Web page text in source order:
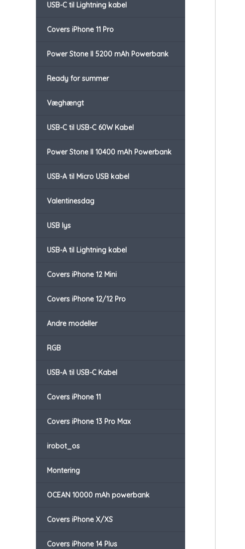
USB-C til Lightning kabel
Covers iPhone 11 Pro
Power Stone II 5200 mAh Powerbank
Ready for summer
Væghængt
USB-C til USB-C 60W Kabel
Power Stone II 10400 mAh Powerbank
USB-A til Micro USB kabel
Valentinesdag
USB lys
USB-A til Lightning kabel
Covers iPhone 12 Mini
Covers iPhone 12/12 Pro
Andre modeller
RGB
USB-A til USB-C Kabel
Covers iPhone 11
Covers iPhone 13 Pro Max
irobot_os
Montering
OCEAN 10000 mAh powerbank
Covers iPhone X/XS
Covers iPhone 14 Plus